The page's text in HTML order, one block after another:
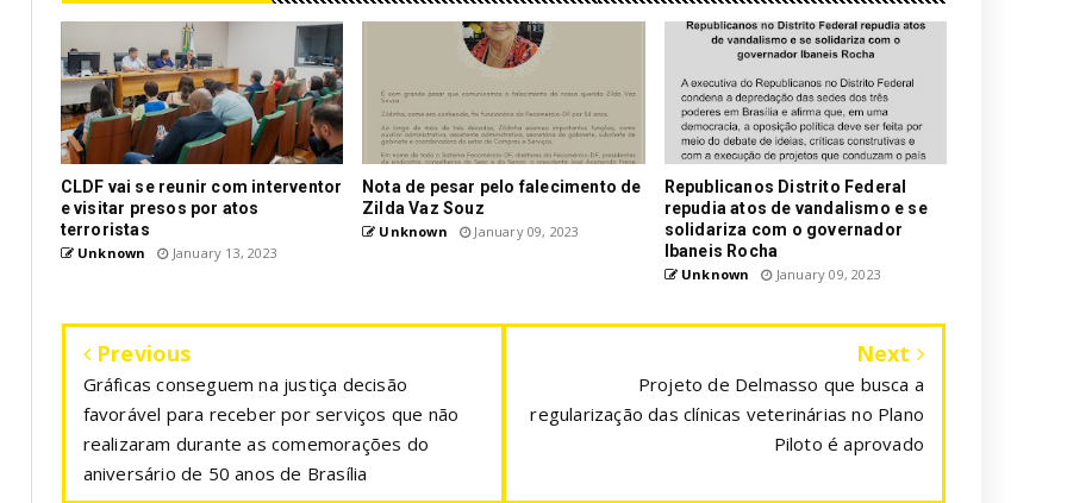
CLDF vai se reunir com interventor
e visitar presos por atos
terroristas
Unknown January 13, 2023
Nota de pesar pelo falecimento de
Zilda Vaz Souz
Unknown January 09, 2023
Republicanos Distrito Federal
repudia atos de vandalismo e se
solidariza com o governador
Ibaneis Rocha
Unknown January 09, 2023
Previous
Gráficas conseguem na justiça decisão
favorável para receber por serviços que não
realizaram durante as comemorações do
aniversário de 50 anos de Brasília
Next
Projeto de Delmasso que busca a
regularização das clínicas veterinárias no Plano
Piloto é aprovado